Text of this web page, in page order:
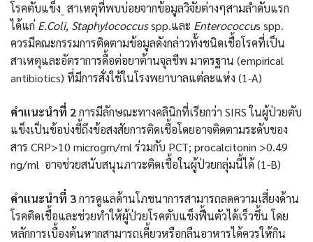
โรคตับแข็ง สาเหตุที่พบบ่อยจากข้อมูลวิจัยต่างๆสามลำดับแรก
ได้แก่ E.Coli, Staphylococcusspp.และ Enterococcus spp.
ควรมีคณะกรรมการติดตามข้อมูลดังกล่าวทั้งชนิดเชื้อโรคที่เป็น
สาเหตุและอัตราการดื้อต่อยาต้านจุลชีพ มาตรฐาน (empirical
antibiotics) ที่มีการสั่งใช้ในโรงพยาบาลแต่ละแห่ง (1-A)
คำแนะนำที่ 2การมีลักษณะทางคลินิกที่เรียกว่า SIRSในผู้ป่วยตับ
แข็งเป็นข้อบ่งชี้ถึงข้อสงสัยการติดเชื้อโดยอาจติดตามระดับของ
สาร CRP>10 microgm/ml ร่วมกับ PCT; procalcitonin >0.49
ng/ml อาจช่วยสนับสนุนภาวะติดเชื้อในผู้ป่วยกลุ่มนี้ได้ (1-B)
คำแนะนำที่ 3การดูแลด้านโภชนาการสามารถลดความเสี่ยงด้าน
โรคติดเชื้อและช่วยทำให้ผู้ป่วยโรคตับแข็งฟื้นตัวได้เร็วขึ้น โดย
หลักการเบื้องต้นหากสามารถเคี้ยวหรือกลืนอาหารได้ควรให้กิน